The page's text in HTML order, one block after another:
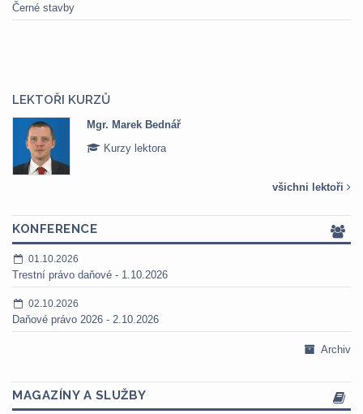
Černé stavby
LEKTOŘI KURZŮ
Mgr. Marek Bednář
Kurzy lektora
všichni lektoři
KONFERENCE
01.10.2026
Trestní právo daňové - 1.10.2026
02.10.2026
Daňové právo 2026 - 2.10.2026
Archiv
MAGAZÍNY A SLUŽBY